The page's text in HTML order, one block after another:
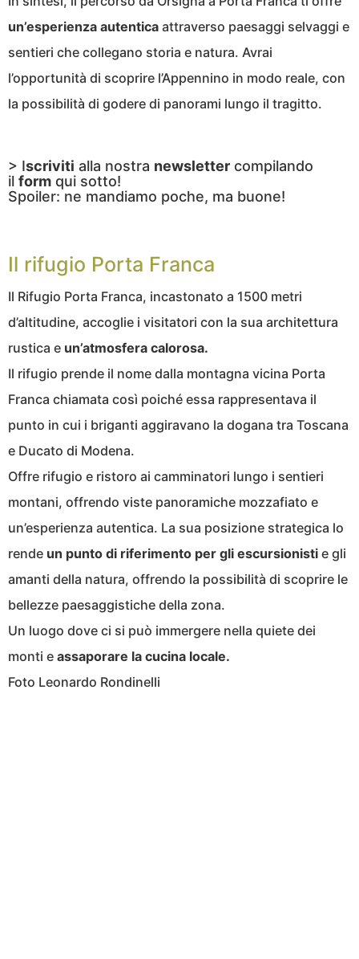
un’esperienza autentica attraverso paesaggi selvaggi e
sentieri che collegano storia e natura. Avrai
l’opportunità di scoprire l’Appennino in modo reale, con
la possibilità di godere di panorami lungo il tragitto.
> Iscriviti alla nostra newsletter compilando
il form qui sotto!
Spoiler: ne mandiamo poche, ma buone!
Il rifugio Porta Franca
Il Rifugio Porta Franca, incastonato a 1500 metri
d’altitudine, accoglie i visitatori con la sua architettura
rustica e un’atmosfera calorosa.
Il rifugio prende il nome dalla montagna vicina Porta
Franca chiamata così poiché essa rappresentava il
punto in cui i briganti aggiravano la dogana tra Toscana
e Ducato di Modena.
Offre rifugio e ristoro ai camminatori lungo i sentieri
montani, offrendo viste panoramiche mozzafiato e
un’esperienza autentica. La sua posizione strategica lo
rende un punto di riferimento per gli escursionisti e gli
amanti della natura, offrendo la possibilità di scoprire le
bellezze paesaggistiche della zona.
Un luogo dove ci si può immergere nella quiete dei
monti e assaporare la cucina locale.
Foto Leonardo Rondinelli